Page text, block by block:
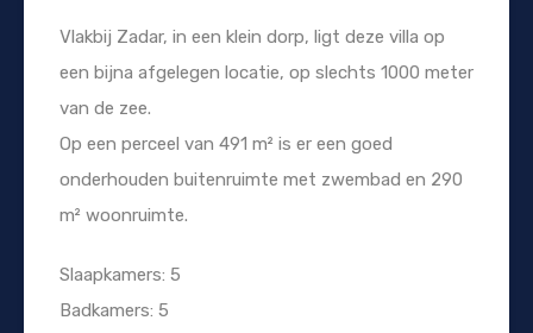
Vlakbij Zadar, in een klein dorp, ligt deze villa op
een bijna afgelegen locatie, op slechts 1000 meter
van de zee.
Op een perceel van 491 m² is er een goed
onderhouden buitenruimte met zwembad en 290
m² woonruimte.
Slaapkamers: 5
Badkamers: 5